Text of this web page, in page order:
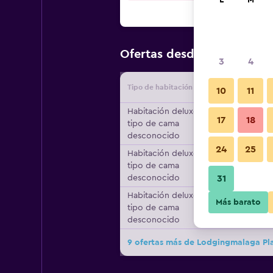
Ofertas desde Oferta
Tipo de habitación
Habitación deluxe,
tipo de cama
desconocido
Habitación deluxe,
tipo de cama
desconocido
Habitación deluxe,
tipo de cama
desconocido
9 ofertas más de Lodgingmalaga
3 4
10 11
17 18
24 25
31
Más barato